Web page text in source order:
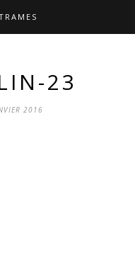
23
2016